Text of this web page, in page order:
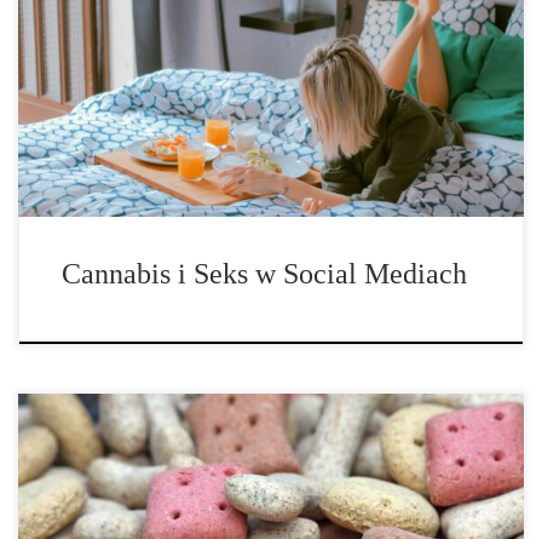
Cannabis i seks w social mediach: Dwie kwestie, które są
banowane przez social media. Pewien edukator seksualny mówi:
„Dzięki wyciszeniu marek, które są pozytywne pod względem
seksu, wiele osób nie jest w stanie dostrzec pozytywnej strony
swojej seksualności i nawiązać […]
Cannabis i Seks w Social Mediach
Medyczna marihuana stała się niezwykle popularna wśród ludzkich
pacjentów, ale może być również korzystna dla ich futrzastych